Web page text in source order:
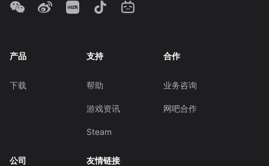
产品
下载
支持
帮助
游戏资讯
Steam
合作
业务咨询
网吧合作
公司 友情链接